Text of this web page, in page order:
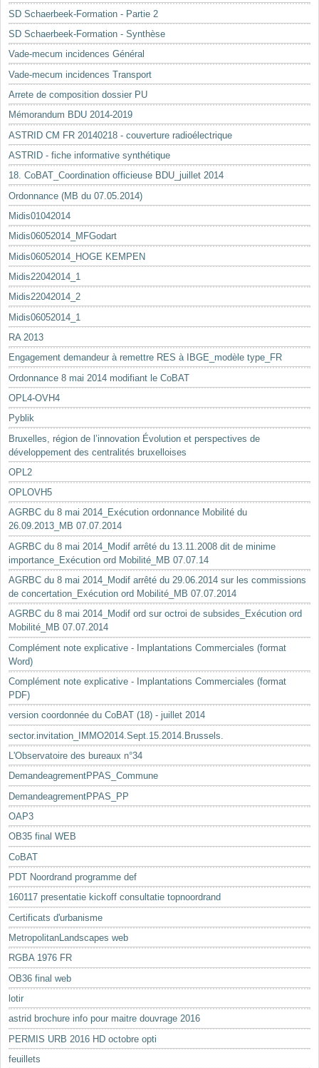
SD Schaerbeek-Formation - Partie 2
SD Schaerbeek-Formation - Synthèse
Vade-mecum incidences Général
Vade-mecum incidences Transport
Arrete de composition dossier PU
Mémorandum BDU 2014-2019
ASTRID CM FR 20140218 - couverture radioélectrique
ASTRID - fiche informative synthétique
18. CoBAT_Coordination officieuse BDU_juillet 2014
Ordonnance (MB du 07.05.2014)
Midis01042014
Midis06052014_MFGodart
Midis06052014_HOGE KEMPEN
Midis22042014_1
Midis22042014_2
Midis06052014_1
RA 2013
Engagement demandeur à remettre RES à IBGE_modèle type_FR
Ordonnance 8 mai 2014 modifiant le CoBAT
OPL4-OVH4
Pyblik
Bruxelles, région de l’innovation Évolution et perspectives de
développement des centralités bruxelloises
OPL2
OPLOVH5
AGRBC du 8 mai 2014_Exécution ordonnance Mobilité du
26.09.2013_MB 07.07.2014
AGRBC du 8 mai 2014_Modif arrêté du 13.11.2008 dit de minime
importance_Exécution ord Mobilité_MB 07.07.14
AGRBC du 8 mai 2014_Modif arrêté du 29.06.2014 sur les commissions
de concertation_Exécution ord Mobilité_MB 07.07.2014
AGRBC du 8 mai 2014_Modif ord sur octroi de subsides_Exécution ord
Mobilité_MB 07.07.2014
Complément note explicative - Implantations Commerciales (format
Word)
Complément note explicative - Implantations Commerciales (format
PDF)
version coordonnée du CoBAT (18) - juillet 2014
sector.invitation_IMMO2014.Sept.15.2014.Brussels.
L'Observatoire des bureaux n°34
DemandeagrementPPAS_Commune
DemandeagrementPPAS_PP
OAP3
OB35 final WEB
CoBAT
PDT Noordrand programme def
160117 presentatie kickoff consultatie topnoordrand
Certificats d'urbanisme
MetropolitanLandscapes web
RGBA 1976 FR
OB36 final web
lotir
astrid brochure info pour maitre douvrage 2016
PERMIS URB 2016 HD octobre opti
feuillets